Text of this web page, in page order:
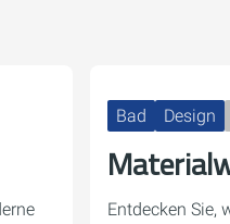
Bad Design
Entdecken Sie,